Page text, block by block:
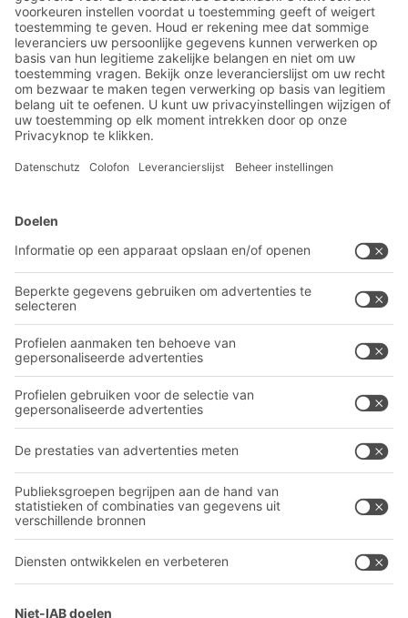
Magazijn- en logistiek
nieuws
Exclusieve kortingen
Innovaties
Inschrijven nieuwsbrief
BITO-oplossingen
Intralogistieke oplossingen
Bakken en bakken
Transportsystemen
Onze diensten
BITO PRODUCTCATALOGUS
BITO PROJECTGIDS
Contactformulier
Bedrijf
Over BITO
Ons wereldwijde netwerk
Volg ons
A
YOUR LIFE.